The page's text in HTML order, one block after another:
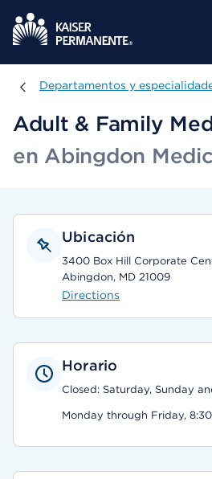
Departamentos y especialidades
Departamentos y
Adult & Family
en Abingdon
Ubicación
3400 Box Hill Corporate
Abingdon, MD 21009
Directions
Horario
Closed: Saturday, Sunday
Monday through Friday,